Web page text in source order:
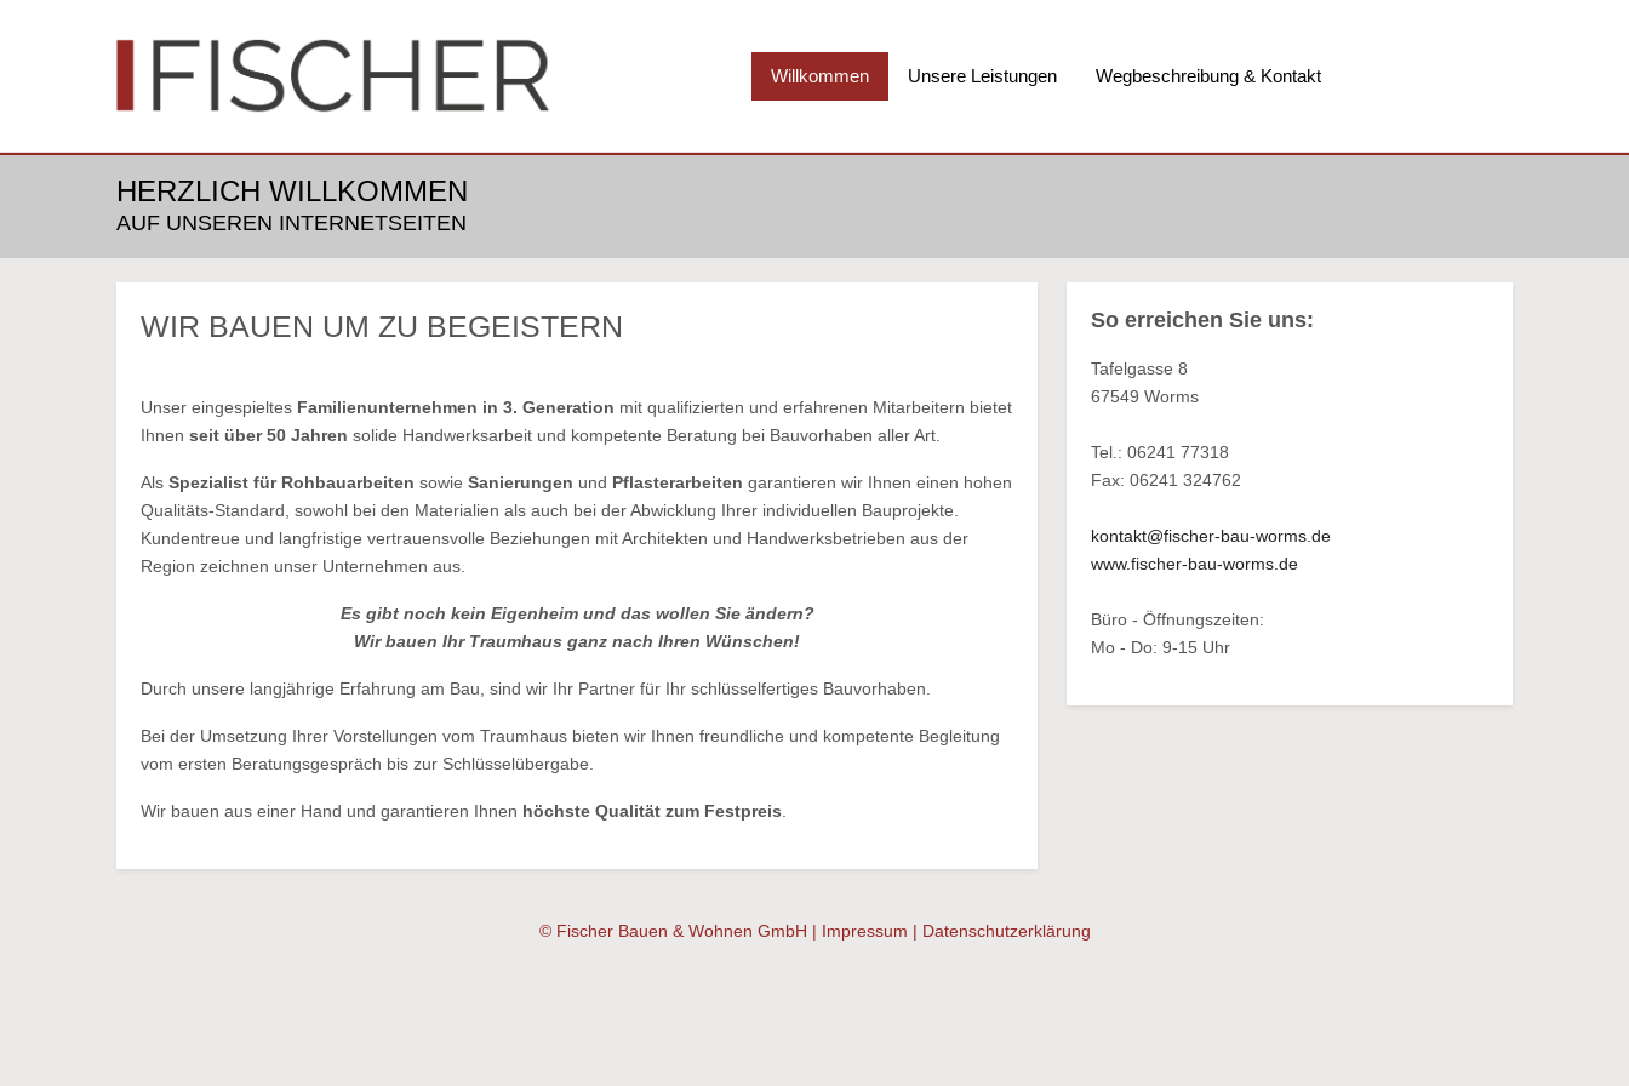
Willkommen Unsere Leistungen Wegbeschreibung & Kontakt
HERZLICH WILLKOMMEN
AUF UNSEREN INTERNETSEITEN
WIR BAUEN UM ZU BEGEISTERN
Unser eingespieltes Familienunternehmen in 3. Generation mit qualifizierten und erfahrenen Mitarbeitern bietet
Ihnen seit über 50 Jahren solide Handwerksarbeit und kompetente Beratung bei Bauvorhaben aller Art.
Als Spezialist für Rohbauarbeiten sowie Sanierungen und Pflasterarbeiten garantieren wir Ihnen einen hohen
Qualitäts-Standard, sowohl bei den Materialien als auch bei der Abwicklung Ihrer individuellen Bauprojekte.
Kundentreue und langfristige vertrauensvolle Beziehungen mit Architekten und Handwerksbetrieben aus der
Region zeichnen unser Unternehmen aus.
Es gibt noch kein Eigenheim und das wollen Sie ändern?
Wir bauen Ihr Traumhaus ganz nach Ihren Wünschen!
Durch unsere langjährige Erfahrung am Bau, sind wir Ihr Partner für Ihr schlüsselfertiges Bauvorhaben.
Bei der Umsetzung Ihrer Vorstellungen vom Traumhaus bieten wir Ihnen freundliche und kompetente Begleitung
vom ersten Beratungsgespräch bis zur Schlüsselübergabe.
Wir bauen aus einer Hand und garantieren Ihnen höchste Qualität zum Festpreis
So erreichen Sie uns:
Tafelgasse 8
67549 Worms
Tel.: 06241 77318
Fax: 06241 324762
kontakt@fischer-bau-worms.de
www.fischer-bau-worms.de
Büro - Öffnungszeiten:
Mo - Do: 9-15 Uhr
© Fischer Bauen & Wohnen GmbH | Impressum | Datenschutzerklärung